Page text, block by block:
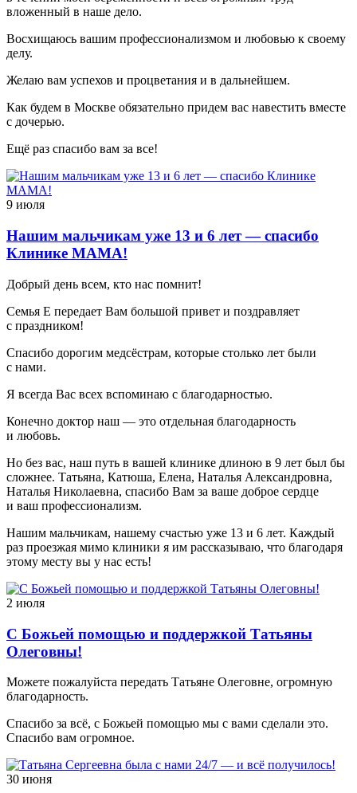
вложенный в наше дело.
Восхищаюсь вашим профессионализмом и любовью к своему
делу.
Желаю вам успехов и процветания и в дальнейшем.
Как будем в Москве обязательно придем вас навестить вместе
с дочерью.
Ещё раз спасибо вам за все!
9 июля
Нашим мальчикам уже 13 и 6 лет — спасибо
Клинике МАМА!
Добрый день всем, кто нас помнит!
Семья Е передает Вам большой привет и поздравляет
с праздником!
Спасибо дорогим медсёстрам, которые столько лет были
с нами.
Я всегда Вас всех вспоминаю с благодарностью.
Конечно доктор наш — это отдельная благодарность
и любовь.
Но без вас, наш путь в вашей клинике длиною в 9 лет был бы
сложнее. Татьяна, Катюша, Елена, Наталья Александровна,
Наталья Николаевна, спасибо Вам за ваше доброе сердце
и ваш профессионализм.
Нашим мальчикам, нашему счастью уже 13 и 6 лет. Каждый
раз проезжая мимо клиники я им рассказываю, что благодаря
этому месту вы у нас есть!
2 июля
С Божьей помощью и поддержкой Татьяны
Олеговны!
Можете пожалуйста передать Татьяне Олеговне, огромную
благодарность.
Спасибо за всё, с Божьей помощью мы с вами сделали это.
Спасибо вам огромное.
30 июня